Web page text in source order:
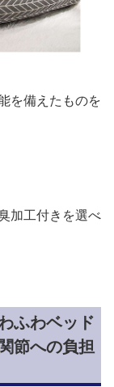
を備えたものを
加工付きを選べ
ふわベッド
節への負担